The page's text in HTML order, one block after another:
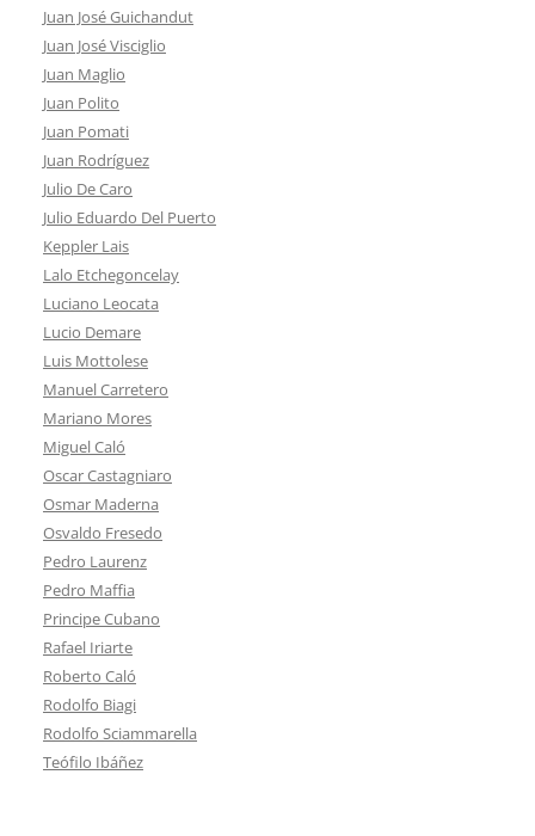
Juan José Guichandut
Juan José Visciglio
Juan Maglio
Juan Polito
Juan Pomati
Juan Rodríguez
Julio De Caro
Julio Eduardo Del Puerto
Keppler Lais
Lalo Etchegoncelay
Luciano Leocata
Lucio Demare
Luis Mottolese
Manuel Carretero
Mariano Mores
Miguel Caló
Oscar Castagniaro
Osmar Maderna
Osvaldo Fresedo
Pedro Laurenz
Pedro Maffia
Principe Cubano
Rafael Iriarte
Roberto Caló
Rodolfo Biagi
Rodolfo Sciammarella
Teófilo Ibáñez